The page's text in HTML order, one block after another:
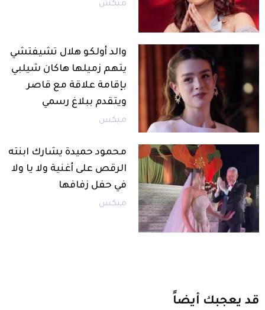
ميكس
والد أولكو هلال تشيفتشي
يتهم زميلها هاكان شيلبي
بإقامة علاقة مع قاصر
ويتقدم ببلاغ رسمي
ميكس
محمود حميدة يشارك ابنته
الرقص على أغنية ولا يا ولا
في حفل زفافها
ميكس
قد يعجبك أيضاً